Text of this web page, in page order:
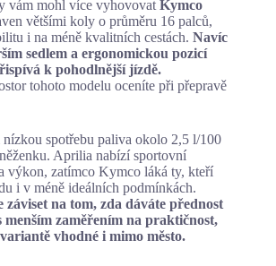
vám mohl více vyhovovat Kymco
většími koly o průměru 16 palců,
i na méně kvalitních cestách. Navíc
sedlem a ergonomickou pozicí
k pohodlnější jízdě.
tohoto modelu oceníte při přepravě
spotřebu paliva okolo 2,5 l/100
Aprilia nabízí sportovní
výkon, zatímco Kymco láká ty, kteří
i v méně ideálních podmínkách.
záviset na tom, zda dáváte přednost
menším zaměřením na praktičnost,
vhodné i mimo město.